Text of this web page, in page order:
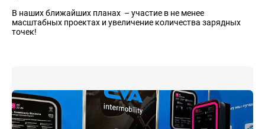
В наших ближайших планах – участие в не менее
масштабных проектах и увеличение количества зарядных
точек!